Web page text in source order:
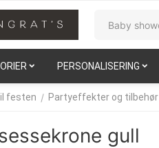
PERSONALISERING
festen / Partyeffekter og tilbehør
gull